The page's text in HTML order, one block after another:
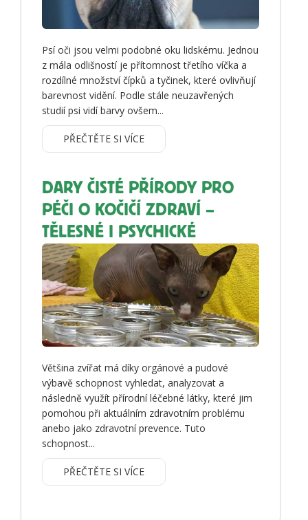
Psí oči jsou velmi podobné oku lidskému. Jednou
z mála odlišností je přítomnost třetího víčka a
rozdílné množství čípků a tyčinek, které ovlivňují
barevnost vidění. Podle stále neuzavřených
studií psi vidí barvy ovšem...
PŘEČTĚTE SI VÍCE
DARY ČISTÉ PŘÍRODY PRO
PÉČI O KOČIČÍ ZDRAVÍ –
TĚLESNÉ I PSYCHICKÉ
Většina zvířat má díky orgánové a pudové
výbavě schopnost vyhledat, analyzovat a
následně využít přírodní léčebné látky, které jim
pomohou při aktuálním zdravotním problému
anebo jako zdravotní prevence. Tuto
schopnost...
PŘEČTĚTE SI VÍCE